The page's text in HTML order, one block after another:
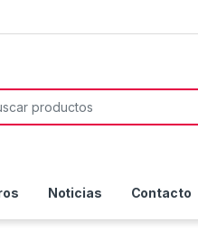
for:
Noticias Contacto